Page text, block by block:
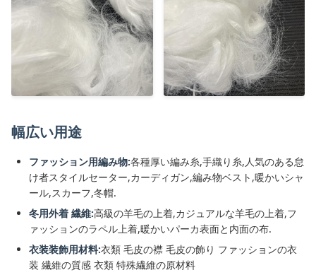
幅広い用途
ファッション用編み物:各種厚い編み糸,手織り糸,人気のある怠
け者スタイルセーター,カーディガン,編み物ベスト,暖かいシャ
ール,スカーフ,冬帽.
冬用外着 繊維:高級の羊毛の上着,カジュアルな羊毛の上着,フ
ァッションのラペル上着,暖かいパーカ表面と内面の布.
衣装装飾用材料:衣類 毛皮の襟 毛皮の飾り ファッションの衣
装 繊維の質感 衣類 特殊繊維の原材料